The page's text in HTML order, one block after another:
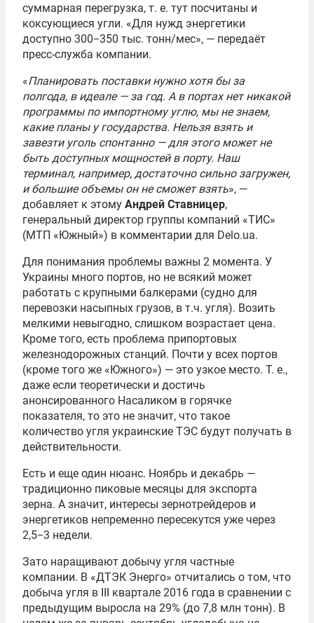
суммарная перегрузка, т. е. тут посчитаны и
коксующиеся угли. «Для нужд энергетики
доступно 300−350 тыс. тонн/мес», — передаёт
пресс-служба компании.
«Планировать поставки нужно хотя бы за
полгода, в идеале — за год. А в портах нет никакой
программы по импортному углю, мы не знаем,
какие планы у государства. Нельзя взять и
завезти уголь спонтанно — для этого может не
быть доступных мощностей в порту. Наш
терминал, например, достаточно сильно загружен,
и большие объемы он не сможет взять», —
добавляет к этому Андрей Ставницер,
генеральный директор группы компаний «ТИС»
(МТП «Южный») в комментарии для Delo.ua.
Для понимания проблемы важны 2 момента. У
Украины много портов, но не всякий может
работать с крупными балкерами (судно для
перевозки насыпных грузов, в т.ч. угля). Возить
мелкими невыгодно, слишком возрастает цена.
Кроме того, есть проблема припортовых
железнодорожных станций. Почти у всех портов
(кроме того же «Южного») — это узкое место. Т. е.,
даже если теоретически и достичь
анонсированного Насаликом в горячке
показателя, то это не значит, что такое
количество угля украинские ТЭС будут получать в
действительности.
Есть и еще один нюанс. Ноябрь и декабрь —
традиционно пиковые месяцы для экспорта
зерна. А значит, интересы зернотрейдеров и
энергетиков непременно пересекутся уже через
2,5−3 недели.
Зато наращивают добычу угля частные
компании. В «ДТЭК Энерго» отчитались о том, что
добыча угля в III квартале 2016 года в сравнении с
предыдущим выросла на 29% (до 7,8 млн тонн). В